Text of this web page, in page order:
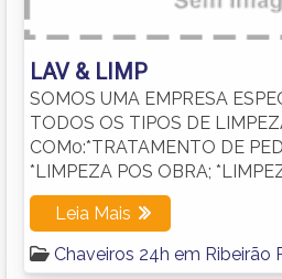
LAV & LIMP
SOMOS UMA EMPRESA
TODOS OS TIPOS DE
COM0:*TRATAMENTO DE
*LIMPEZA POS OBRA;
Leia Mais
Chaveiros 24h em Ribeirão